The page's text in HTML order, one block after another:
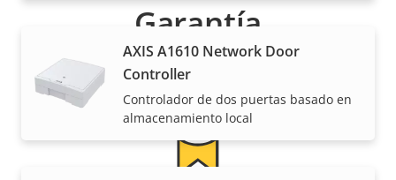
AXIS A1610 Network Door
Controller
Controlador de dos puertas basado en
almacenamiento local
Garantía